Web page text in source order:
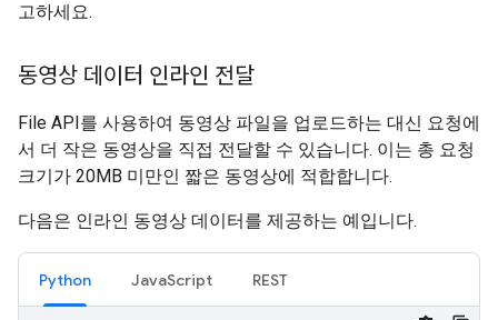
고하세요.
동영상 데이터 인라인 전달
File API를 사용하여 동영상 파일을 업로드하는 대신 요청에
서 더 작은 동영상을 직접 전달할 수 있습니다. 이는 총 요청
크기가 20MB 미만인 짧은 동영상에 적합합니다.
다음은 인라인 동영상 데이터를 제공하는 예입니다.
Python JavaScript REST